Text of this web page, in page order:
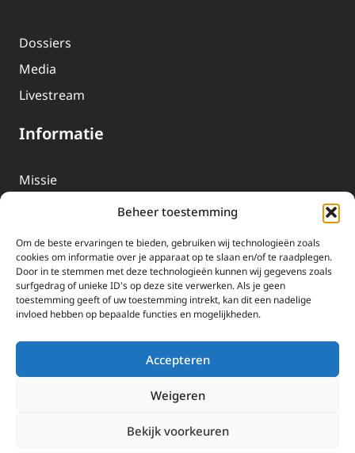
Beheer toestemming
Om de beste ervaringen te bieden, gebruiken wij technologieën zoals
cookies om informatie over je apparaat op te slaan en/of te raadplegen.
Door in te stemmen met deze technologieën kunnen wij gegevens zoals
surfgedrag of unieke ID's op deze site verwerken. Als je geen
toestemming geeft of uw toestemming intrekt, kan dit een nadelige
invloed hebben op bepaalde functies en mogelijkheden.
Accepteren
Weigeren
Bekijk voorkeuren
Dossiers
Media
Livestream
Informatie
Missie
EWTN-Team
Organisatiegegevens
Doneren
EWTN wordt uitsluitend gefinancierd door uw donaties.
Wij ontvangen bewust geen advertentie-inkomsten of